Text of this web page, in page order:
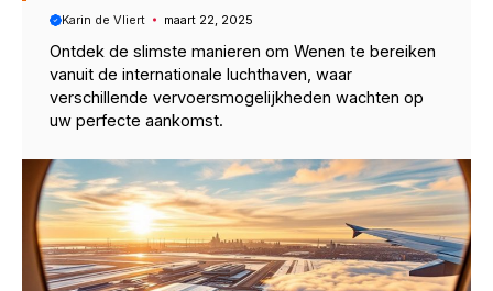
Karin de Vliert maart 22, 2025
Ontdek de slimste manieren om Wenen te bereiken
vanuit de internationale luchthaven, waar
verschillende vervoersmogelijkheden wachten op
uw perfecte aankomst.